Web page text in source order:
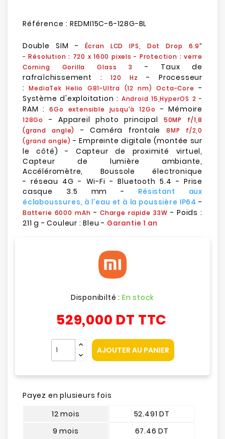
Référence : REDMI15C-6-128G-BL
Double SIM -
Écran LCD IPS, Dot Drop 6.9"
- Résolution : 720 x 1600 pixels - Protection : verre
Corning Gorilla Glass 3
- Taux de
rafraîchissement :120 Hz
- Processeur
:MediaTek Helio G81-Ultra (12 nm) Octa-Core -
Système d'exploitation : Android 15,HyperOS 2 -
RAM :6Go extensible jusqu'à 12Go - Mémoire
128Go - Appareil photo principal
50MP f/1,8
(grand angle)
- Caméra frontale 8MP f/2,0
(grand angle)- Empreinte digitale (montée sur
le côté) - Capteur de proximité virtuel,
Capteur de lumière ambiante,
Accéléromètre, Boussole électronique
- réseau 4G - Wi-Fi - Bluetooth 5.4 - Prise
casque 3.5 mm - Résistant aux
éclaboussures, à l'eau et à la poussière IP64 -
Batterie 6000 mAh - Charge rapide 33W - Poids :
211 g - Couleur : Bleu - Garantie 1 an
Disponibilté : En stock
529,000 DT TTC
AJOUTER AU PANIER
Payez en plusieurs fois
12 mois
9 mois
52.491 DT
67.46 DT